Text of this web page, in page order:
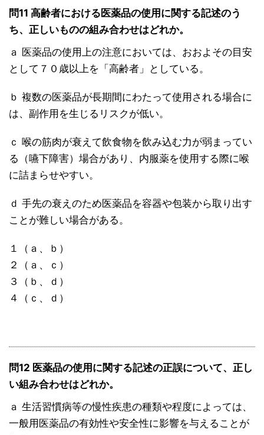
問11 高齢者における医薬品の使用に関する記述のう
ち、正しいものの組み合わせはどれか。
ａ 医薬品の使用上の注意においては、おおよその目安
として７０歳以上を「高齢者」としている。
ｂ 複数の医薬品が長期間にわたって使用される場合に
は、副作用を生じるリスクが低い。
ｃ 喉の筋肉が衰えて飲食物を飲み込む力が弱まってい
る（嚥下障害）場合があり、内服薬を使用する際に喉
に詰まらせやすい。
ｄ 手先の衰えのため医薬品を容器や包装から取り出す
ことが難しい場合がある。
１（ａ、ｂ）
２（ａ、ｃ）
３（ｂ、ｄ）
４（ｃ、ｄ）
問12 医薬品の使用に関する記述の正誤について、正し
い組み合わせはどれか。
ａ 生活習慣病等の慢性疾患の種類や程度によっては、
一般用医薬品の有効性や安全性に影響を与えることが